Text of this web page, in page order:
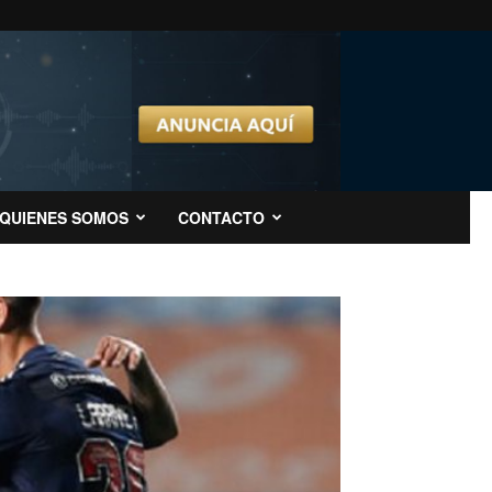
QUIENES SOMOS CONTACTO